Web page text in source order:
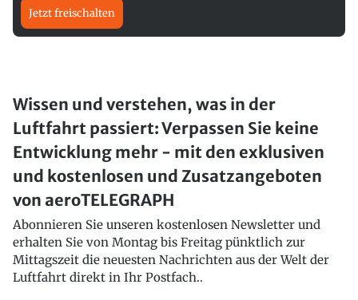
Jetzt freischalten
Wissen und verstehen, was in der
Luftfahrt passiert: Verpassen Sie keine
Entwicklung mehr - mit den exklusiven
und kostenlosen und Zusatzangeboten
von aeroTELEGRAPH
Abonnieren Sie unseren kostenlosen Newsletter und
erhalten Sie von Montag bis Freitag pünktlich zur
Mittagszeit die neuesten Nachrichten aus der Welt der
Luftfahrt direkt in Ihr Postfach..